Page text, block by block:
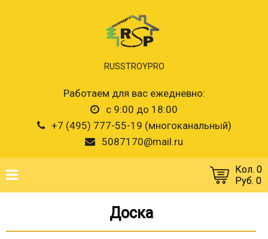
RUSSTROYPRO
Работаем для вас ежедневно:
с 9:00 до 18:00
+7 (495) 777-55-19 (многоканальный)
5087170@mail.ru
Кол. 0
Руб. 0
Доска